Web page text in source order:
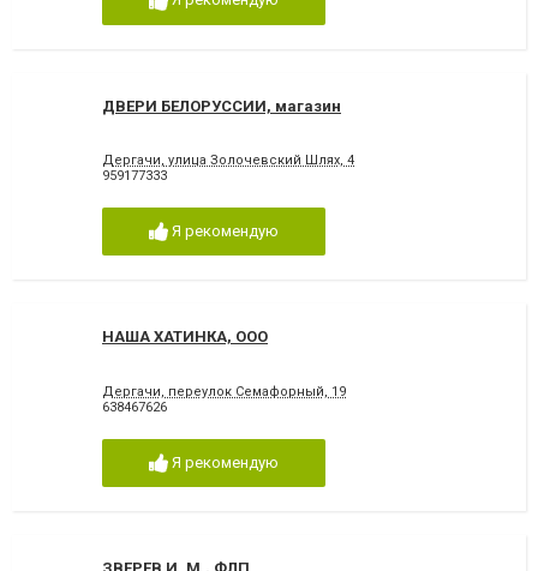
ДВЕРИ БЕЛОРУСCИИ, магазин
Дергачи, улица Золочевский Шлях, 4
959177333
Я рекомендую
НАША ХАТИНКА, ООО
Дергачи, переулок Семафорный, 19
638467626
Я рекомендую